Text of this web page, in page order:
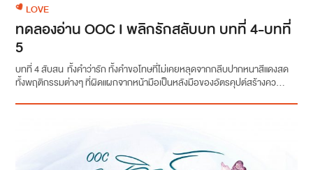
LOVE
ทดลองอ่าน OOC I พลิกรักสลับบท บทที่ 4-บทที่
5
บทที่ 4 สับสน ทั้งคำว่ารัก ทั้งคำขอโทษที่ไม่เคยหลุดจากกลีบปากหนาสีแดงสด
ทั้งพฤติกรรมต่างๆ ที่ผิดแผกจากหน้ามือเป็นหลังมือของอัตรคุปต์สร้างคว...